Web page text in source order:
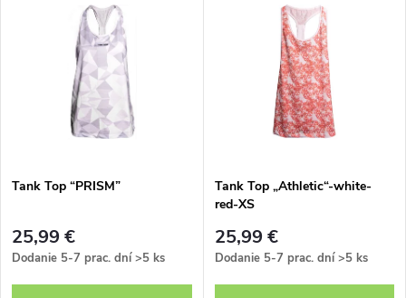
e
p
Abecedne
s
p
r
Tank Top “PRISM”
25,99 €
Dodanie 5-7 prac. dní>5 ks
Tank Top „Athletic“-white-
red-XS
25,99 €
Dodanie 5-7 prac. dní>5 ks